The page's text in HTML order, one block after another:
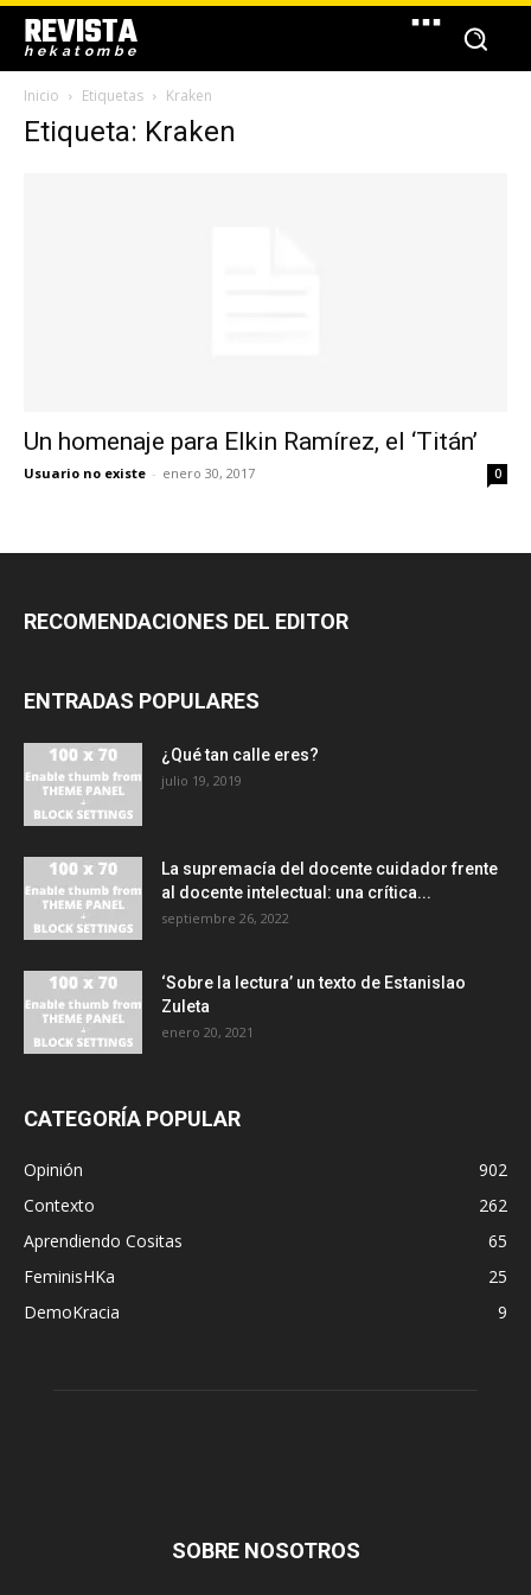
REVISTA
hekatombe
Inicio Etiquetas Kraken
Etiqueta: Kraken
Un homenaje para Elkin Ramírez, el ‘Titán’
Usuario no existe - enero 30, 2017 0
RECOMENDACIONES DEL EDITOR
ENTRADAS POPULARES
¿Qué tan calle eres?
julio 19, 2019
La supremacía del docente cuidador frente
al docente intelectual: una crítica...
septiembre 26, 2022
‘Sobre la lectura’ un texto de Estanislao
Zuleta
enero 20, 2021
CATEGORÍA POPULAR
Opinión
902
Contexto
262
Aprendiendo Cositas
65
FeminisHKa
25
DemoKracia
9
SOBRE NOSOTROS